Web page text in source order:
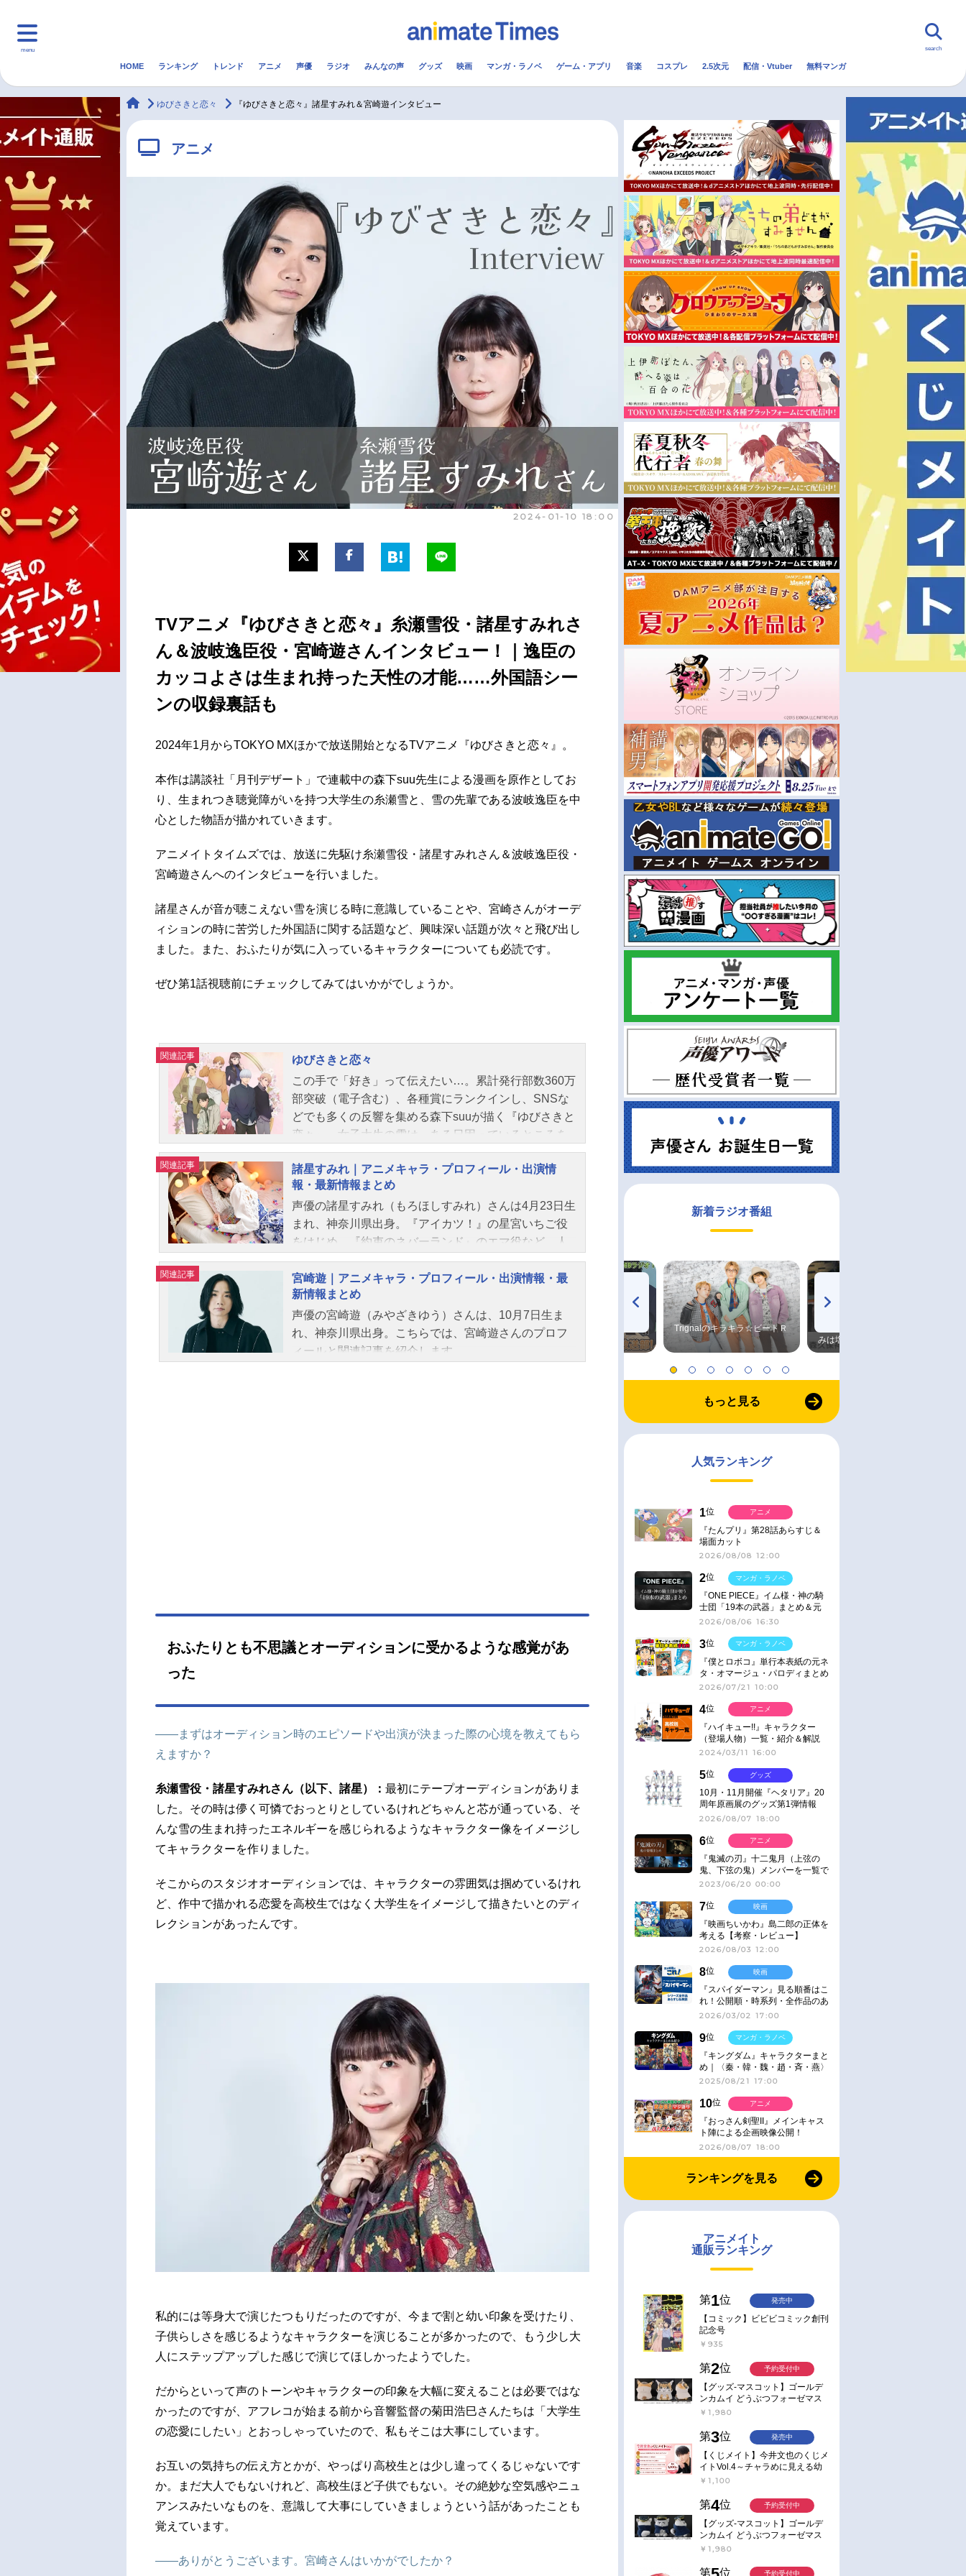
menu
マンガ・ラノベ ゲーム・アプリ 配信・Vtuber トレンド 無料マンガ
アニメ記事一覧
声優記事一覧
実写化映画一覧
男性声優/女性声優一覧
今期アニメ曜日別一覧
春アニメ
秋アニメ
冬アニメ
FOLLOW US
search
HOME ランキング トレンド アニメ 声優 ラジオ みんなの声 グッズ 映画 マンガ・ラノベ ゲーム・アプリ 音楽 コスプレ 2.5次元 配信・Vtuber 無料マンガ
animateTimes
ゆびさきと恋々 『ゆびさきと恋々』諸星すみれ＆宮崎遊インタビュー
アニメ
2024-01-10 18:00
TVアニメ『ゆびさきと恋々』糸瀬雪役・諸星すみれさ
ん＆波岐逸臣役・宮崎遊さんインタビュー！｜逸臣の
カッコよさは生まれ持った天性の才能……外国語シー
ンの収録裏話も
2024年1月からTOKYO MXほかで放送開始となるTVアニメ『ゆびさきと恋々』。
本作は講談社「月刊デザート」で連載中の森下suu先生による漫画を原作としてお
り、生まれつき聴覚障がいを持つ大学生の糸瀬雪と、雪の先輩である波岐逸臣を中
心とした物語が描かれていきます。
アニメイトタイムズでは、放送に先駆け糸瀬雪役・諸星すみれさん＆波岐逸臣役・
宮崎遊さんへのインタビューを行いました。
諸星さんが音が聴こえない雪を演じる時に意識していることや、宮崎さんがオーデ
ィションの時に苦労した外国語に関する話題など、興味深い話題が次々と飛び出し
ました。また、おふたりが気に入っているキャラクターについても必読です。
ぜひ第1話視聴前にチェックしてみてはいかがでしょうか。
関連記事
ゆびさきと恋々
この手で「好き」って伝えたい…。累計発行部数360万
部突破（電子含む）、各種賞にランクインし、SNSな
どでも多くの反響を集める森下suuが描く『ゆびさきと
恋々』。女子大生の雪は、ある日困っているところを
同じ大学の先輩・逸臣に助けてもらう。聴覚障がいが
あって耳が聴こえない雪にも動じることなく、自然に
接してくれる逸臣。自分に新しい世界を感じさせてく
れる逸臣のことを雪は次第に意識し始めて…⁉聴覚障が
いのある女の子・雪と世界を旅する大学の先輩・逸臣
のピュアラブストーリーがはじまる。作品名ゆびさき
と恋々放送形態TVアニメスケジュール2024年1月6日
（土）～2024年3月23日（土）TOKYOMX・MBSほか
話数全12話キャスト糸瀬雪：諸星すみれ波岐逸臣：宮
崎遊芦沖桜志：大塚剛央波岐京弥：逢坂良太藤白り
ん：本渡楓中園エマ：東山奈央伊柳心：畠中祐スタッ
フ原作：森下suu（講談社「月刊デザート」連載）監
関連記事
諸星すみれ｜アニメキャラ・プロフィール・出演情
報・最新情報まとめ
声優の諸星すみれ（もろほしすみれ）さんは4月23日生
まれ、神奈川県出身。『アイカツ！』の星宮いちご役
をはじめ、『約束のネバーランド』のエマ役など、人
気作品のキャラクターを多く演じています。こちらで
は、諸星すみれさんのオススメ記事をご紹介！
関連記事
宮崎遊｜アニメキャラ・プロフィール・出演情報・最
新情報まとめ
声優の宮崎遊（みやざきゆう）さんは、10月7日生ま
れ、神奈川県出身。こちらでは、宮崎遊さんのプロフ
ィールと関連記事を紹介します。
おふたりとも不思議とオーディションに受かるような感覚があ
った
――まずはオーディション時のエピソードや出演が決まった際の心境を教えてもら
えますか？
糸瀬雪役・諸星すみれさん（以下、諸星）： 最初にテープオーディションがありま
した。その時は儚く可憐でおっとりとしているけれどちゃんと芯が通っている、そ
んな雪の生まれ持ったエネルギーを感じられるようなキャラクター像をイメージし
てキャラクターを作りました。
そこからのスタジオオーディションでは、キャラクターの雰囲気は掴めているけれ
ど、作中で描かれる恋愛を高校生ではなく大学生をイメージして描きたいとのディ
レクションがあったんです。
私的には等身大で演じたつもりだったのですが、今まで割と幼い印象を受けたり、
子供らしさを感じるようなキャラクターを演じることが多かったので、もう少し大
人にステップアップした感じで演じてほしかったようでした。
だからといって声のトーンやキャラクターの印象を大幅に変えることは必要ではな
かったのですが、アフレコが始まる前から音響監督の菊田浩巳さんたちは「大学生
の恋愛にしたい」とおっしゃっていたので、私もそこは大事にしています。
お互いの気持ちの伝え方とかが、やっぱり高校生とは少し違ってくるじゃないです
か。まだ大人でもないけれど、高校生ほど子供でもない。その絶妙な空気感やニュ
アンスみたいなものを、意識して大事にしていきましょうという話があったことも
覚えています。
――ありがとうございます。宮崎さんはいかがでしたか？
新着ラジオ番組
TVアニメ『戦隊大失格』
radio 大直会 2nd season
ハイキュー!! 烏野高校放送部! Trignalのキラキラ☆ビートＲ
みは塩だけ
もっと見る
人気ランキング
1位
『たんプリ』第28話あらすじ＆
場面カット
2026/08/08 12:00
アニメ
2位
『ONE PIECE』イム様・神の騎
士団「19本の武器」まとめ＆元
ネタ
2026/08/06 16:30
マンガ・ラノベ
3位
『僕とロボコ』単行本表紙の元ネ
タ・オマージュ・パロディまとめ
2026/07/21 10:00
マンガ・ラノベ
4位
『ハイキュー!!』キャラクター
（登場人物）一覧・紹介＆解説
2024/03/11 16:00
アニメ
5位
10月・11月開催『ヘタリア』20
周年原画展のグッズ第1弾情報
2026/08/07 18:00
グッズ
6位
『鬼滅の刃』十二鬼月（上弦の
鬼、下弦の鬼）メンバーを一覧で
紹介＆解説（登場鬼の情報まと
2023/06/20 00:00
アニメ
7位
『映画ちいかわ』島二郎の正体を
考える【考察・レビュー】
2026/08/03 12:00
映画
8位
『スパイダーマン』見る順番はこ
れ！公開順・時系列・全作品のあ
らすじをまとめました
2026/03/02 17:00
映画
9位
『キングダム』キャラクターまと
め｜〈秦・韓・魏・趙・斉・燕〉
2025/08/21 17:00
マンガ・ラノベ
10位
『おっさん剣聖II』メインキャス
ト陣による企画映像公開！
2026/08/07 18:00
アニメ
ランキングを見る
アニメイト
通販ランキング
第1位
【コミック】ビビビコミック創刊
記念号
￥935
発売中
第2位
【グッズ-マスコット】ゴールデ
ンカムイ どうぶつフォーゼマス
コット 4.尾形百之助【再販】
￥1,980
予約受付中
第3位
【くじメイト】今井文也のくじメ
イトVol.4～チャラめに見える幼
馴染、実は一途で独占欲が強いん
￥1,100
発売中
第4位
【グッズ-マスコット】ゴールデ
ンカムイ どうぶつフォーゼマス
コット 5.月島軍曹【再販】
￥1,980
予約受付中
第 位 予約受付中